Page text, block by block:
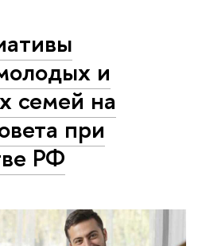
и
семей на
при
РФ